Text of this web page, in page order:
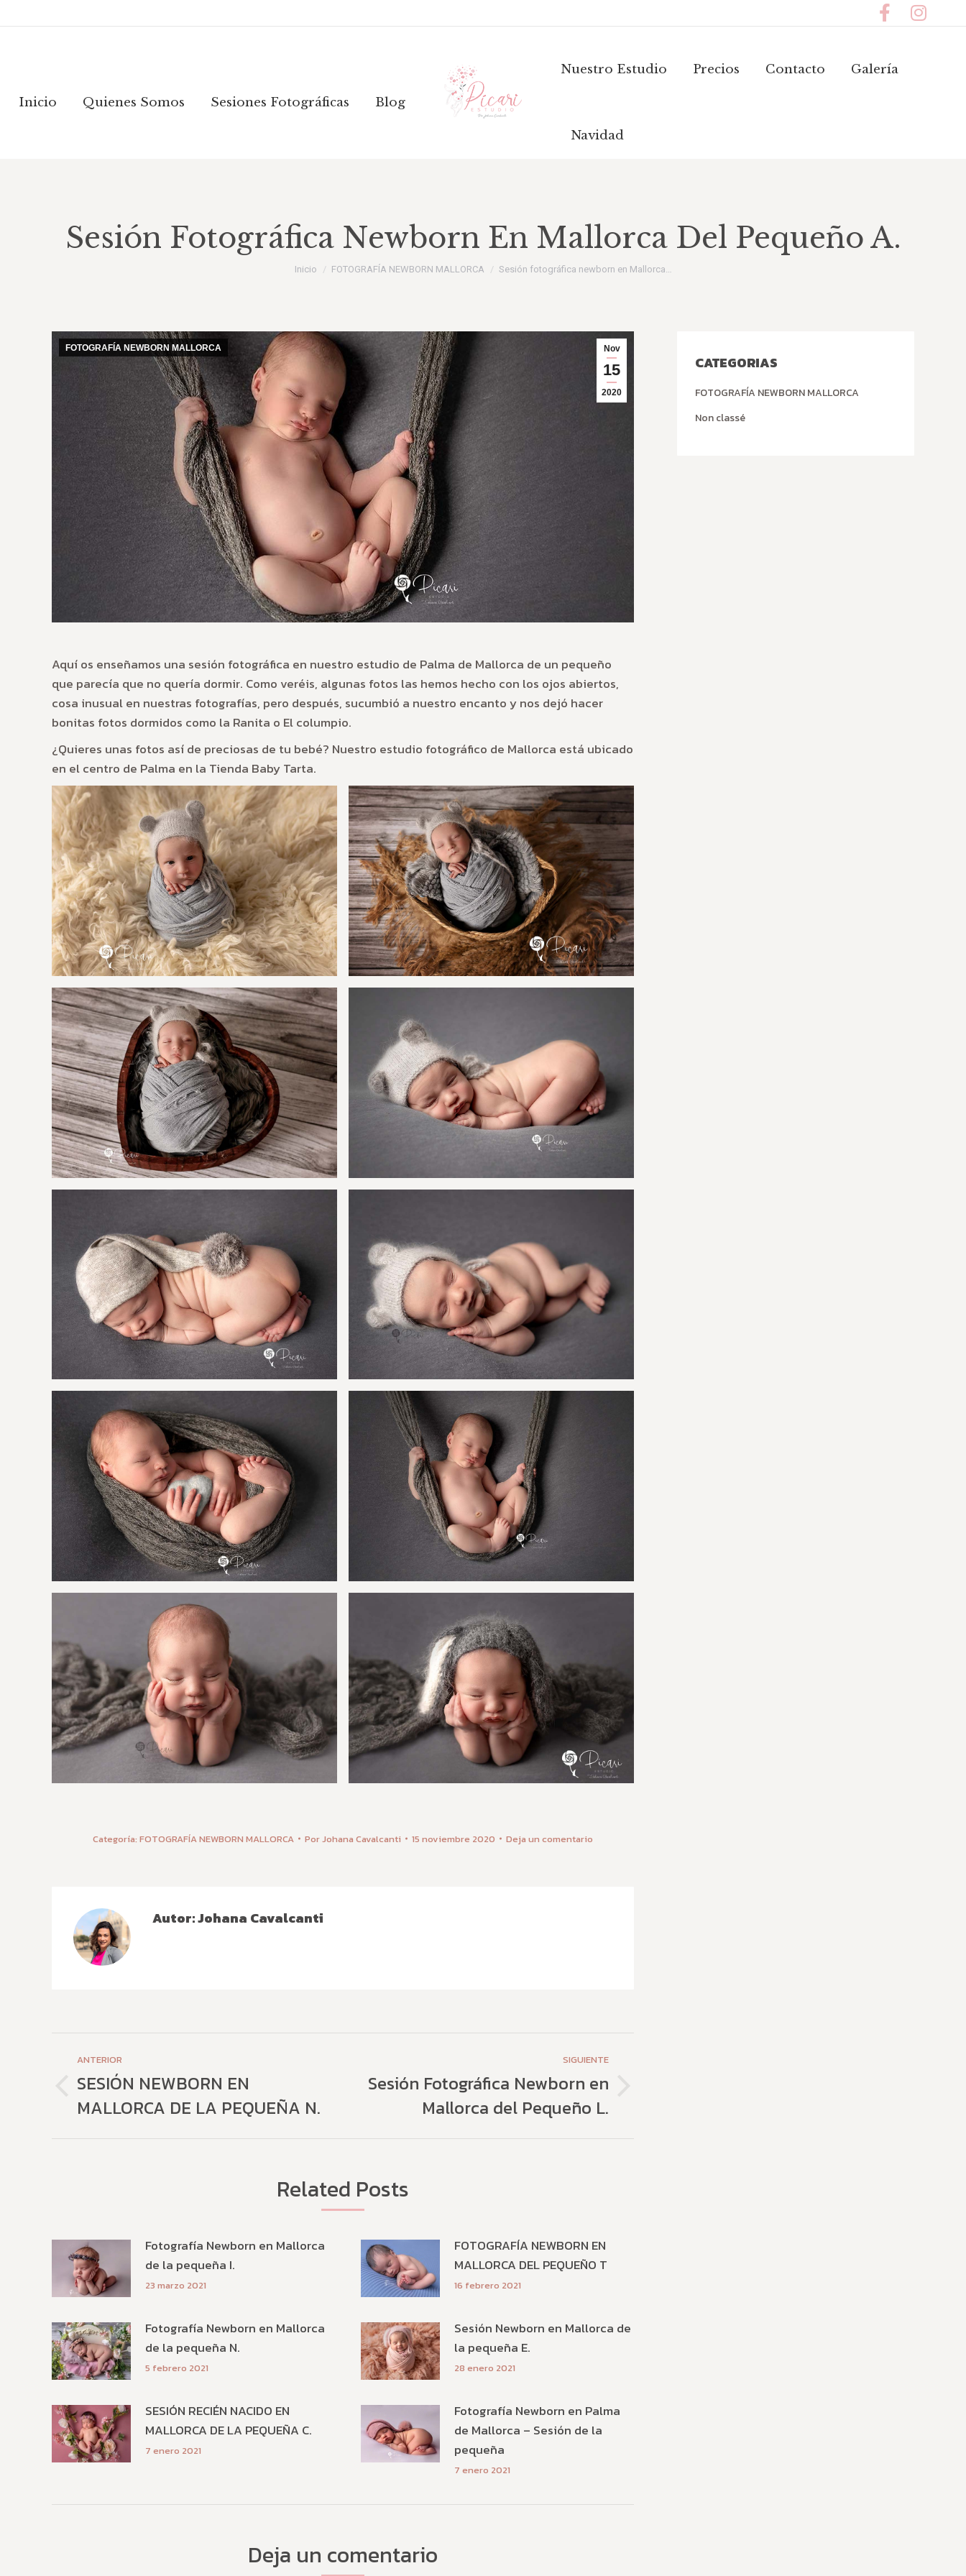
Inicio Quienes Somos Sesiones Fotográficas Blog
Nuestro Estudio Precios Contacto Galería
Navidad
Sesión Fotográfica Newborn En Mallorca Del Pequeño A.
Estás aquí:
Inicio FOTOGRAFÍA NEWBORN MALLORCA Sesión fotográfica newborn en Mallorca…
Nov
15
2020
FOTOGRAFÍA NEWBORN MALLORCA
Aquí os enseñamos una sesión fotográfica en nuestro estudio de Palma de Mallorca de un pequeño
que parecía que no quería dormir. Como veréis, algunas fotos las hemos hecho con los ojos abiertos,
cosa inusual en nuestras fotografías, pero después, sucumbió a nuestro encanto y nos dejó hacer
bonitas fotos dormidos como la Ranita o El columpio.
¿Quieres unas fotos así de preciosas de tu bebé? Nuestro estudio fotográfico de Mallorca está ubicado
en el centro de Palma en la Tienda Baby Tarta.
Categoría: FOTOGRAFÍA NEWBORN MALLORCA PorJohana Cavalcanti 15 noviembre 2020 Deja un comentario
Autor:Johana Cavalcanti
Navegación
entre
publicaciones
ANTERIOR
Publicación
anterior:
SESIÓN NEWBORN EN
MALLORCA DE LA PEQUEÑA N.
SIGUIENTE
Publicación
Sesión Fotográfica Newborn en
Mallorca del Pequeño L.
Related Posts
Fotografía Newborn en Mallorca
de la pequeña I.
23 marzo 2021
FOTOGRAFÍA NEWBORN EN
MALLORCA DEL PEQUEÑO T
16 febrero 2021
Fotografía Newborn en Mallorca
de la pequeña N.
5 febrero 2021
Sesión Newborn en Mallorca de
la pequeña E.
28 enero 2021
SESIÓN RECIÉN NACIDO EN
MALLORCA DE LA PEQUEÑA C.
7 enero 2021
Fotografía Newborn en Palma
de Mallorca – Sesión de la
pequeña
7 enero 2021
Deja un comentario
CATEGORIAS
FOTOGRAFÍA NEWBORN MALLORCA
Non classé